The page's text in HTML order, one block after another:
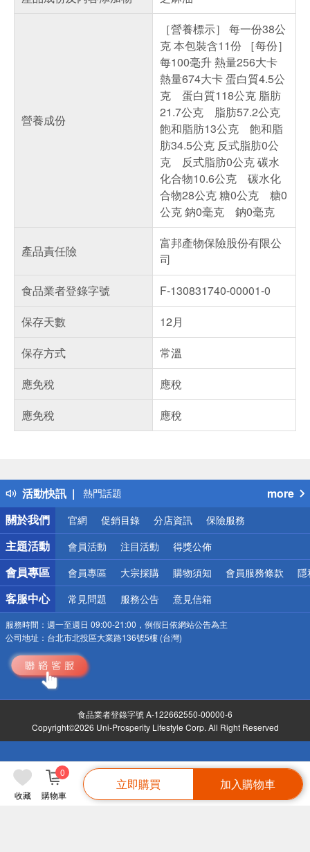
收藏 購物車
0
立即購買 加入購物車
營養成份
［營養標示］ 每一份38公
克 本包裝含11份 ［每份］
每100毫升 熱量256大卡
熱量674大卡 蛋白質4.5公
克 蛋白質118公克 脂肪
21.7公克 脂肪57.2公克
飽和脂肪13公克 飽和脂
肪34.5公克 反式脂肪0公
克 反式脂肪0公克 碳水
化合物10.6公克 碳水化
合物28公克 糖0公克 糖0
公克 鈉0毫克 鈉0毫克
產品責任險
富邦產物保險股份有限公
司
食品業者登錄字號
F-130831740-00001-0
保存天數
12月
保存方式
常溫
應免稅
應稅
應免稅
應稅
活動快訊
得獎公告
熱門話題
銀行優惠
偏遠地區配送
詐騙網頁！請小心！
more
關於我們
官網 促銷目錄 分店資訊 保險服務
主題活動 會員活動 注目活動 得獎公佈
會員專區 會員專區 大宗採購 購物須知 會員服務條款 隱
客服中心 常見問題 服務公告 意見信箱
服務時間： 週一至週日 09:00-21:00，例假日依網站公告為主
公司地址： 台北市北投區大業路136號5樓 (台灣)
食品業者登錄字號 A-122662550-00000-6
Copyright©2026 Uni-Prosperity Lifestyle Corp. All Right Reserved